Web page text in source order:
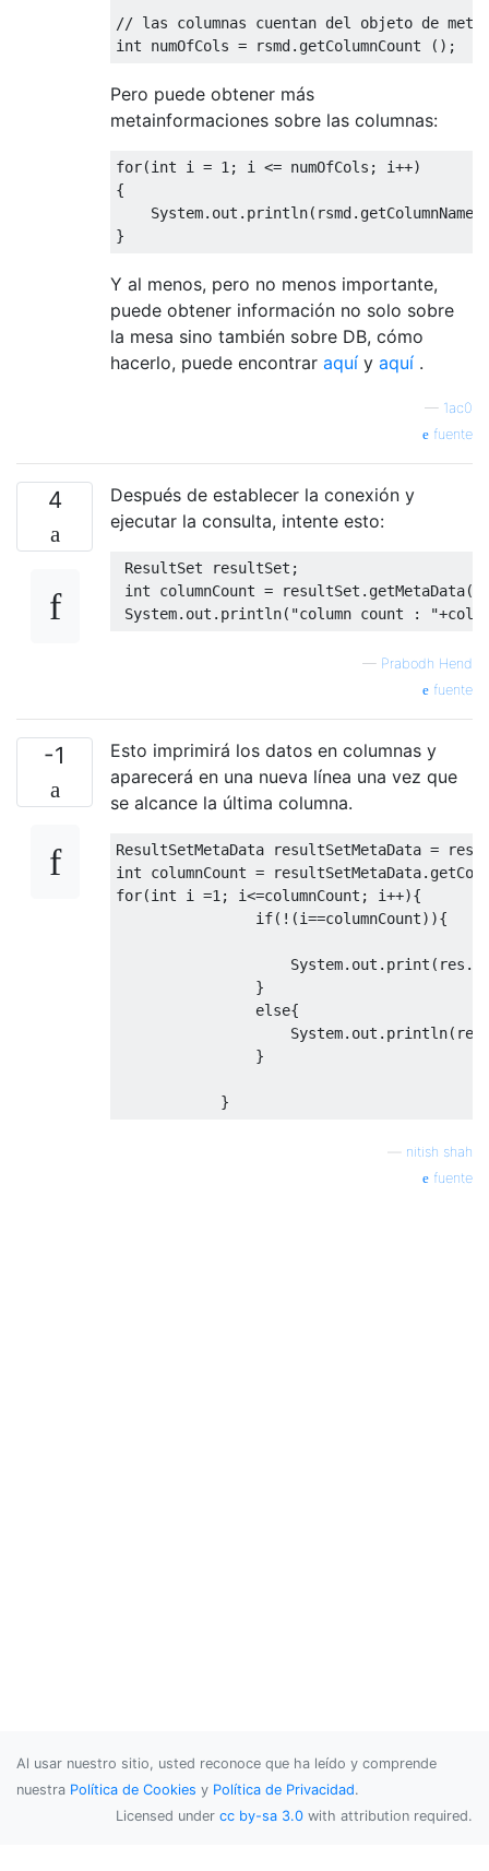
// las columnas cuentan del objeto de
Pero puede obtener más
metainformaciones sobre las columnas:
for(int i = 1 ; i <= numOfCols ; i++)
{
System. out . println( rsmd. getColumnName
}
Y al menos, pero no menos importante,
puede obtener información no solo sobre
la mesa sino también sobre DB, cómo
hacerlo, puede encontrar aquí y aquí .
— 1ac0
fuente
4
Después de establecer la conexión y
ejecutar la consulta, intente esto:
ResultSet resultSet ;
int columnCount = resultSet . getMetaData
System. out . println( "column count : "+
— Prabodh Hend
fuente
-1
Esto imprimirá los datos en columnas y
aparecerá en una nueva línea una vez que
se alcance la última columna.
ResultSetMetaData resultSetMetaData = res
int columnCount = resultSetMetaData.
for(int i =1 ; i<=columnCount ; i++){
if(!(i==columnCount)){
System. out . print ( res .
}
else{
System. out . println( res
}
}
nitish shah
fuente
Al usar nuestro sitio, usted reconoce que ha leído y comprende
nuestra Política de Cookies y Política de Privacidad.
Licensed under cc by-sa 3.0 with attribution required.